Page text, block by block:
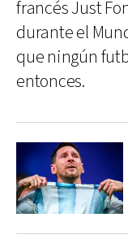
francés Just
durante el
que ningún
entonces.